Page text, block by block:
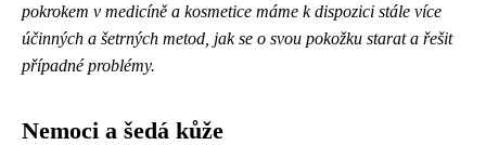
pokrokem v medicíně a kosmetice máme k dispozici stále více
účinných a šetrných metod, jak se o svou pokožku starat a řešit
případné problémy.
Nemoci a šedá kůže